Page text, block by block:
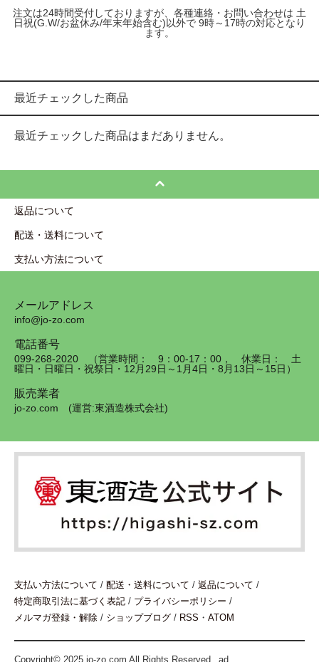
注文は24時間受付しておりますが、各種連絡・お問い合わせは 土
日祝(G.W/お盆休み/年末年始含む)以外で 9時～17時の対応となり
ます。
最近チェックした商品
最近チェックした商品はまだありません。
返品について
配送・送料について
支払い方法について
メールアドレス
info@jo-zo.com
電話番号
099-268-2020 （営業時間： 9：00-17：00， 休業日： 土
曜日・日曜日・祝祭日・12月29日～1月4日・8月13日～15日）
販売業者
jo-zo.com (運営:東酒造株式会社)
支払い方法について / 配送・送料について / 返品について /
特定商取引法に基づく表記 / プライバシーポリシー /
メルマガ登録・解除 / ショップブログ / RSS ・ ATOM
Copyright© 2025 jo-zo.com All Rights Reserved._ad